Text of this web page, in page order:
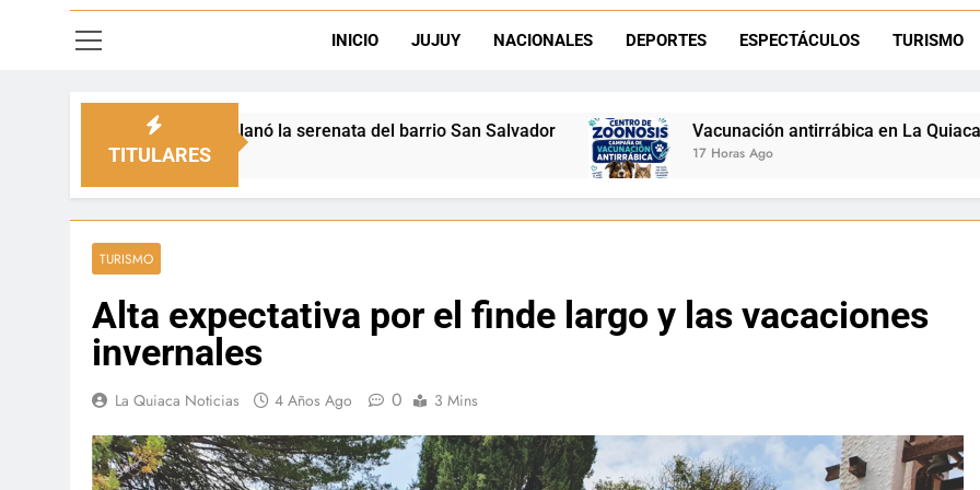
Retirados de Gendarmería en La Quiaca: realizarán una
INICIO JUJUY NACIONALES DEPORTES ESPECTÁCULOS TURISMO
TITULARES
la serenata del barrio San Salvador Vacunación antirrábica en La Quiaca: el operativo llegará a la
TURISMO
Alta expectativa por el finde largo y las vacaciones
invernales
La Quiaca Noticias 4 Años Ago 0 3 Mins